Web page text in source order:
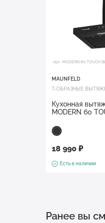
Арт. MODERN 60 TOUCH
MAUNFELD
Т-ОБРАЗНЫЕ
Кухонная
MODERN 60
18 990 ₽
Есть в наличии
Ранее вы